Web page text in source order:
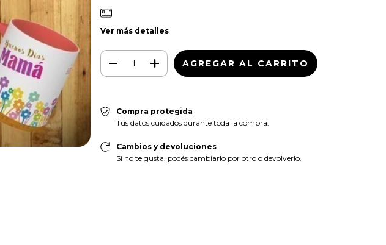
Ver más detalles
Compra protegida
Tus datos cuidados durante toda la compra.
Cambios y devoluciones
Si no te gusta, podés cambiarlo por otro o devolverlo.